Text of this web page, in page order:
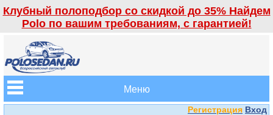
Клубный полоподбор со скидкой до 35% Найдем
Polo по вашим требованиям, с гарантией!
Меню
Регистрация Вход